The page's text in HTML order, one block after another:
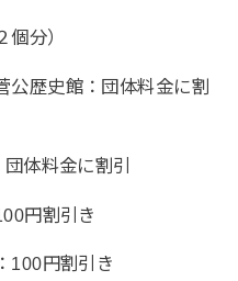
分）
公歴史館：団体料金に割
体料金に割引
円割引き
100円割引き